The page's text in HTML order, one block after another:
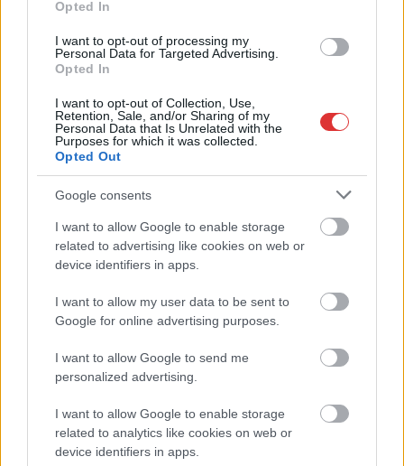
Opted In
I want to opt-out of processing my
Personal Data for Targeted Advertising.
Opted In
I want to opt-out of Collection, Use,
Retention, Sale, and/or Sharing of my
Personal Data that Is Unrelated with the
Purposes for which it was collected.
Opted Out
Google consents
I want to allow Google to enable storage
related to advertising like cookies on web or
device identifiers in apps.
I want to allow my user data to be sent to
Google for online advertising purposes.
I want to allow Google to send me
personalized advertising.
I want to allow Google to enable storage
related to analytics like cookies on web or
device identifiers in apps.
Adja meg keresztnevét:
Megismertem és elfogadom aGDPR-szabályzatot